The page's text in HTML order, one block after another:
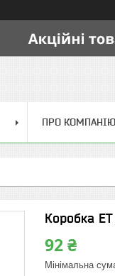
ПРО КОМПАНІЮ
Коробка
92 ₴
Мінімальна